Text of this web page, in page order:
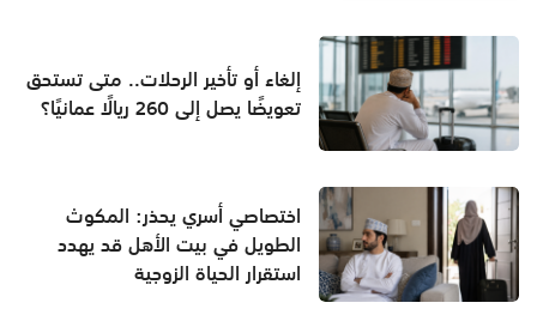
إلغاء أو تأخير الرحلات.. متى تستحق
تعويضًا يصل إلى 260 ريالًا عمانيًا؟
اختصاصي أسري يحذر: المكوث
الطويل في بيت الأهل قد يهدد
استقرار الحياة الزوجية